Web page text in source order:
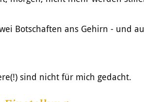
Botschaften ans Gehirn - und
sind nicht für mich gedacht.